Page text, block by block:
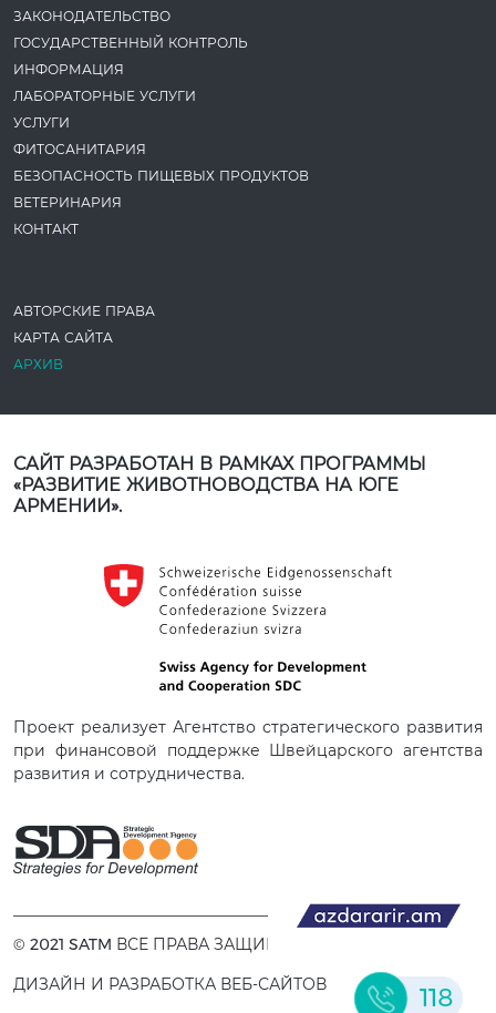
ЗАКОНОДАТЕ­ЛЬСТВО
ГОСУДАРСТВЕННЫЙ КОНТРОЛЬ
ИНФОРМАЦИЯ
ЛАБОРАТОРНЫЕ УСЛУГИ
УСЛУГИ
ФИТОСАНИТАРИЯ
БЕЗОПАСНОСТЬ ПИЩЕВЫХ ПРОДУКТОВ
ВЕТЕРИНАРИЯ
КОНТАКТ
АВТОРСКИЕ ПРАВА
КАРТА САЙТА
АРХИВ
САЙТ РАЗРАБОТАН В РАМКАХ ПРОГРАММЫ
«РАЗВИТИЕ ЖИВОТНОВОДСТВА НА ЮГЕ
АРМЕНИИ».
Проект реализует Агентство стратегического развития
при финансовой поддержке Швейцарского агентства
развития и сотрудничества.
© 2021 SATM ВСЕ ПРАВА ЗАЩИЩЕНЫ.
ДИЗАЙН И РАЗРАБОТКА ВЕБ-САЙТОВ
118